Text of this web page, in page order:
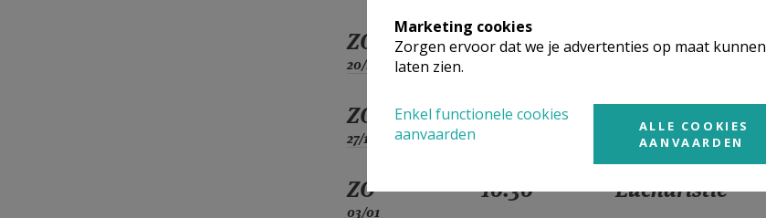
ZO
20/12
10.30 Eucharistie
ZO
27/12
10.30 Eucharistie
ZO
03/01
10.30 Eucharistie
Marketing cookies
Zorgen ervoor dat we je advertenties op maat kunnen
laten zien.
Enkel functionele cookies
aanvaarden
ALLE COOKIES
AANVAARDEN